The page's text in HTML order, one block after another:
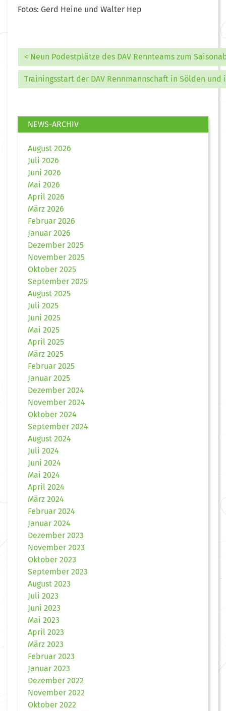
Fotos: Gerd Heine und Walter Hep
< Neun Podestplätze des DAV Rennteams zum
Trainingsstart der DAV Rennmannschaft in Sölden und
NEWS-ARCHIV
August 2026
Juli 2026
Juni 2026
Mai 2026
April 2026
März 2026
Februar 2026
Januar 2026
Dezember 2025
November 2025
Oktober 2025
September 2025
August 2025
Juli 2025
Juni 2025
Mai 2025
April 2025
März 2025
Februar 2025
Januar 2025
Dezember 2024
November 2024
Oktober 2024
September 2024
August 2024
Juli 2024
Juni 2024
Mai 2024
April 2024
März 2024
Februar 2024
Januar 2024
Dezember 2023
November 2023
Oktober 2023
September 2023
August 2023
Juli 2023
Juni 2023
Mai 2023
April 2023
März 2023
Februar 2023
Januar 2023
Dezember 2022
November 2022
Oktober 2022